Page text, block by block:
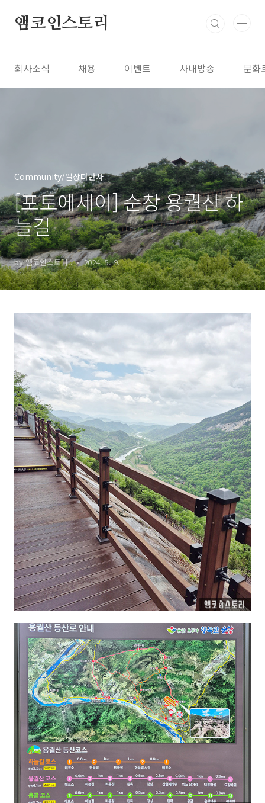
앰코인스토리
회사소식 채용 이벤트 사내방송 문화
Community/일상다반사
[포토에세이] 순창 용궐산 하
늘길
by 앰코인스토리.. 2024. 5. 9.